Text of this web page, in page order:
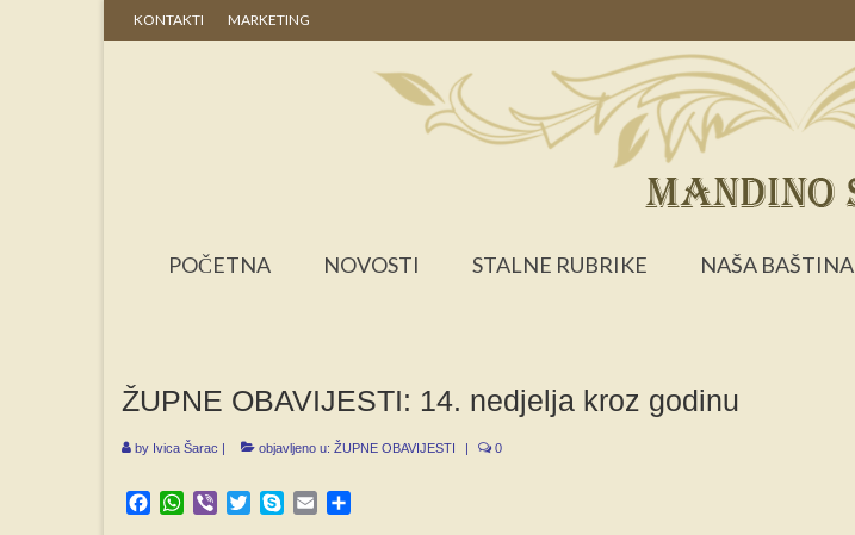
KONTAKTI MARKETING
POČETNA NOVOSTI STALNE RUBRIKE NAŠA BAŠTINA
ŽUPNE OBAVIJESTI: 14. nedjelja kroz godinu
by Ivica Šarac | objavljeno u: ŽUPNE OBAVIJESTI | 0
Facebook
WhatsApp
Viber TwitterSkypeEmail